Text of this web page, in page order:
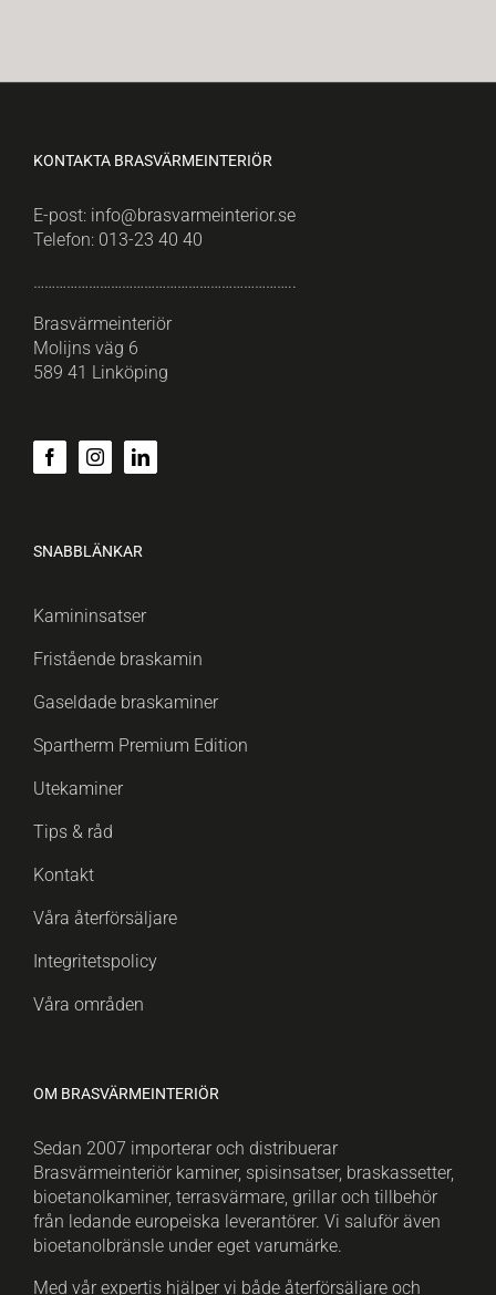
KONTAKTA BRASVÄRMEINTERIÖR
E-post: info@brasvarmeinterior.se
Telefon: 013-23 40 40
……………………………………………………………..
Brasvärmeinteriör
Molijns väg 6
589 41 Linköping
SNABBLÄNKAR
Kamininsatser
Fristående braskamin
Gaseldade braskaminer
Spartherm Premium Edition
Utekaminer
Tips & råd
Kontakt
Våra återförsäljare
Integritetspolicy
Våra områden
OM BRASVÄRMEINTERIÖR
Sedan 2007 importerar och distribuerar
Brasvärmeinteriör kaminer, spisinsatser, braskassetter,
bioetanolkaminer, terrasvärmare, grillar och tillbehör
från ledande europeiska leverantörer. Vi saluför även
bioetanolbränsle under eget varumärke.
Med vår expertis hjälper vi både återförsäljare och